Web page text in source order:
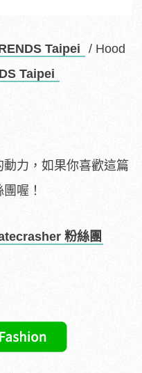
Taipei
/ Hood
Taipei
力，如果你喜歡這篇
喔！
粉絲團